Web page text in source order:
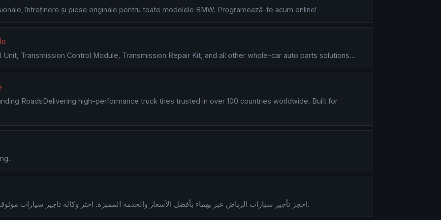
întreținere și piese originale pentru toate modelele BMW. Programează-te acum online!
Transmission Control Module, Transmission Repair Kit, and all other whole-car auto parts solutions...
RoadsDelivering high-performance truck tires trusted in over 100 countries worldwide. Built for
احجز تأجير سيارات الرياض عبر يهماء بأفضل الأسعار والخدمة المميزة. اختر وكاله تاجير سيارات موثوقة تضمن راحتك وأمان رحلتك بسهولة وسرعة.